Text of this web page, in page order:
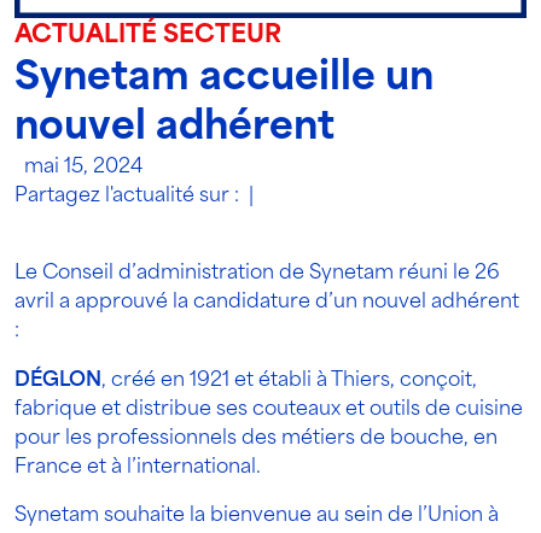
ACTUALITÉ SECTEUR
Synetam accueille un
nouvel adhérent
mai 15, 2024
Partagez l'actualité sur :
Le Conseil d’administration de Synetam réuni le 26
avril a approuvé la candidature d’un nouvel adhérent
:
DÉGLON , créé en 1921 et établi à Thiers, conçoit,
fabrique et distribue ses couteaux et outils de cuisine
pour les professionnels des métiers de bouche, en
France et à l’international.
Synetam souhaite la bienvenue au sein de l’Union à